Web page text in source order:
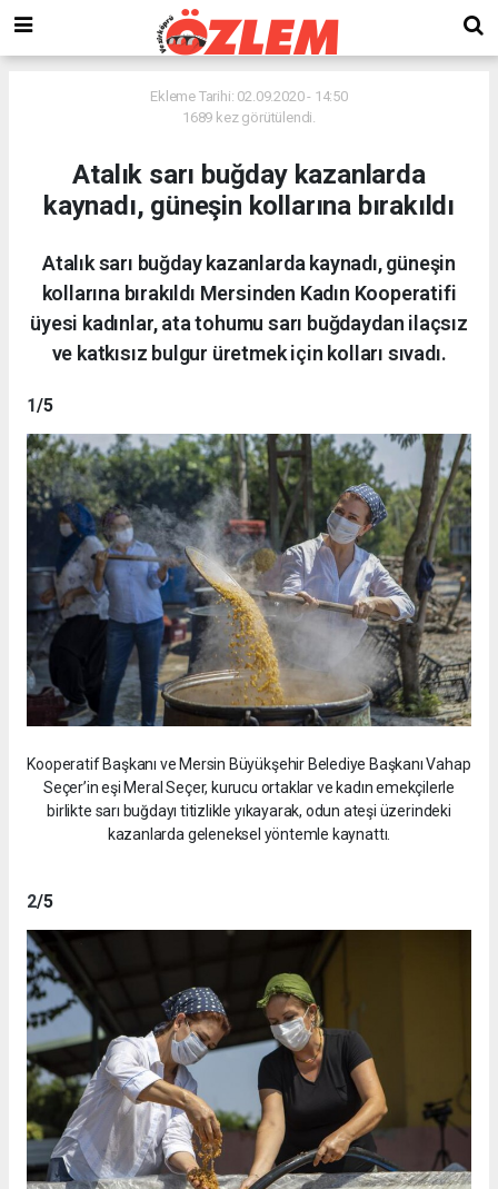
Ekleme Tarihi: 02.09.2020 - 14:50
1689 kez görütülendi.
Atalık sarı buğday kazanlarda
kaynadı, güneşin kollarına bırakıldı
Atalık sarı buğday kazanlarda kaynadı, güneşin
kollarına bırakıldı Mersinden Kadın Kooperatifi
üyesi kadınlar, ata tohumu sarı buğdaydan ilaçsız
ve katkısız bulgur üretmek için kolları sıvadı.
1/5
Kooperatif Başkanı ve Mersin Büyükşehir Belediye Başkanı Vahap
Seçer’in eşi Meral Seçer, kurucu ortaklar ve kadın emekçilerle
birlikte sarı buğdayı titizlikle yıkayarak, odun ateşi üzerindeki
kazanlarda geleneksel yöntemle kaynattı.
2/5